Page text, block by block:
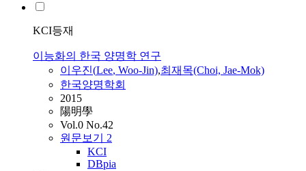
KCI등재
이능화의 한국 양명학 연구
이우진(Lee, Woo-Jin),최재목(Choi, Jae-Mok)
한국양명학회
2015
陽明學
Vol.0 No.42
원문보기 2
KCI
DBpia